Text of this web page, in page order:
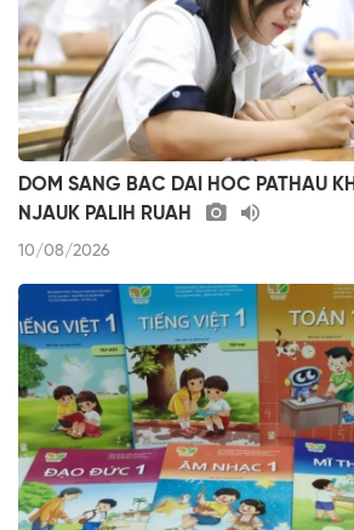
DOM SANG BAC DAI HOC PATHAU
NJAUK PALIH RUAH
10/08/2026